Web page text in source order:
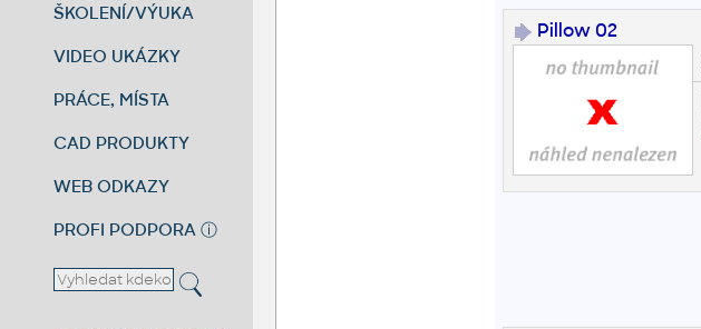
ŠKOLENÍ/VÝUKA
VIDEO UKÁZKY
PRÁCE, MÍSTA
CAD PRODUKTY
WEB ODKAZY
PROFI PODPORA ⓘ
Pillow 02